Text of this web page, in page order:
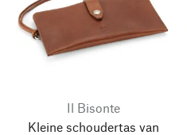
Il Bisonte
Kleine schoudertas van